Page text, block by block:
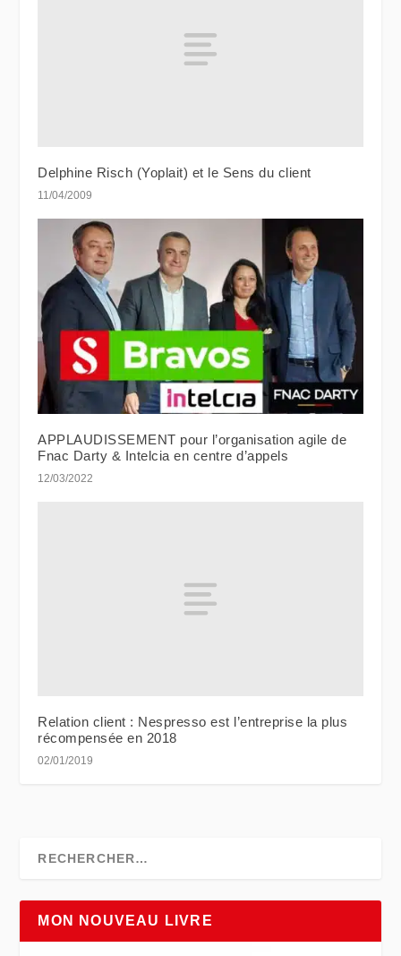
Delphine Risch (Yoplait) et le Sens du client
11/04/2009
APPLAUDISSEMENT pour l’organisation agile de
Fnac Darty & Intelcia en centre d’appels
12/03/2022
Relation client : Nespresso est l’entreprise la plus
récompensée en 2018
02/01/2019
MON NOUVEAU LIVRE